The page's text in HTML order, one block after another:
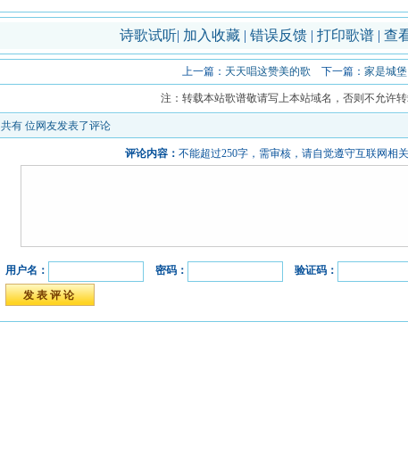
诗歌试听| 加入收藏 | 错误反馈 | 打印歌谱 | 查
上一篇： 天天唱这赞美的歌 下一篇： 家是城堡
注：转载本站歌谱敬请写上本站域名，否则不允许转
共有 位网友发表了评论
评论内容： 不能超过250字，需审核，请自觉遵守互联网相关
用户名： 密码： 验证码：